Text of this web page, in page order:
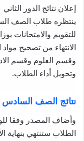
ينتظره طلاب الصف
للتقويم والامتحانات
الانتهاء من تصحيح
وقسم العلوم وقسم
وتحويل أداء الطلاب.
نتائج الصف السادس
وأضاف المصدر وفقا
الطلاب ستنتهي بنهاية